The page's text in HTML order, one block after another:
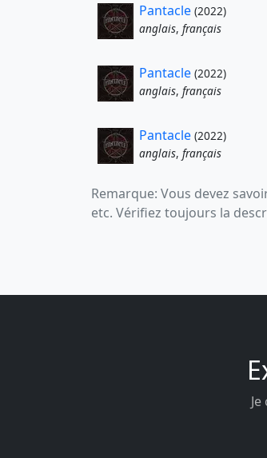
Pantacle (2022)
anglais, français
Pantacle (2022)
anglais, français
Pantacle (2022)
anglais, français
Remarque: Vous devez
etc. Vérifiez toujours la